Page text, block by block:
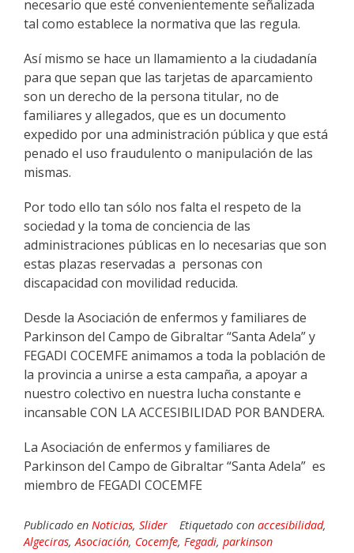
necesario que esté convenientemente señalizada
tal como establece la normativa que las regula.
Así mismo se hace un llamamiento a la ciudadanía
para que sepan que las tarjetas de aparcamiento
son un derecho de la persona titular, no de
familiares y allegados, que es un documento
expedido por una administración pública y que está
penado el uso fraudulento o manipulación de las
mismas.
Por todo ello tan sólo nos falta el respeto de la
sociedad y la toma de conciencia de las
administraciones públicas en lo necesarias que son
estas plazas reservadas a personas con
discapacidad con movilidad reducida.
Desde la Asociación de enfermos y familiares de
Parkinson del Campo de Gibraltar “Santa Adela” y
FEGADI COCEMFE animamos a toda la población de
la provincia a unirse a esta campaña, a apoyar a
nuestro colectivo en nuestra lucha constante e
incansable CON LA ACCESIBILIDAD POR BANDERA.
La Asociación de enfermos y familiares de
Parkinson del Campo de Gibraltar “Santa Adela” es
miembro de FEGADI COCEMFE
Publicado en Noticias, Slider Etiquetado con accesibilidad,
Algeciras, Asociación, Cocemfe, Fegadi, parkinson